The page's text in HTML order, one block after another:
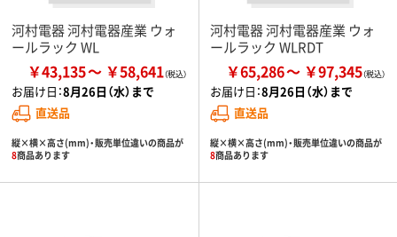
河村電器 河村電器産業 ウォ
ールラック WL
￥43,135 ￥58,641
お届け日：8月26日（水）まで
直送品
縦×横×高さ(mm)・販売単位違いの商品が
8商品あります
河村電器 河村電器産業 ウォ
ールラック WLRDT
￥65,286 ￥97,345
お届け日：8月26日（水）まで
直送品
縦×横×高さ(mm)・販売単位違いの商品が
8商品あります